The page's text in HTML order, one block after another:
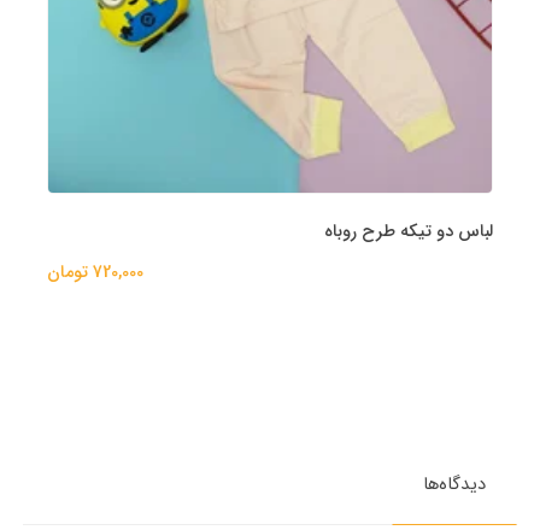
لباس دو تیکه طرح روباه
720,000 تومان
دیدگاه‌ها